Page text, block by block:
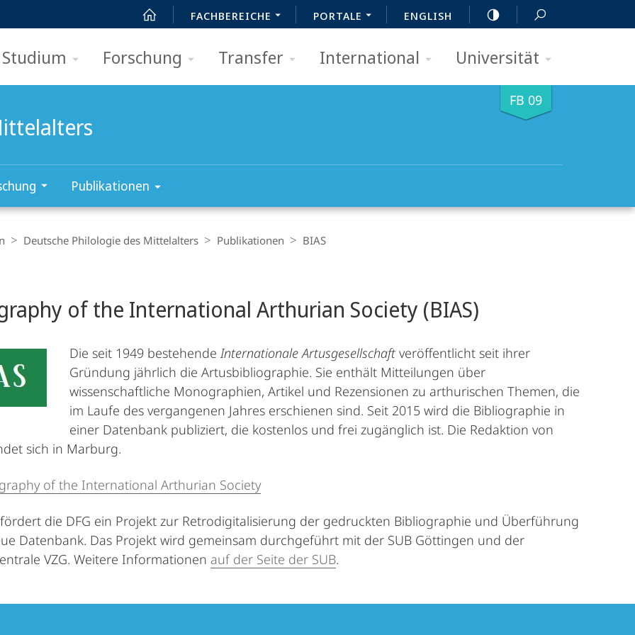
FACHBEREICHE PORTALE ENGLISH
Studium Forschung Transfer International Universität
FB 09
Publikationen
Deutsche Philologie des Mittelalters Publikationen BIAS
of the International Arthurian Society (BIAS)
Die seit 1949 bestehende Internationale Artusgesellschaft veröffentlicht seit ihrer
Gründung jährlich die Artusbibliographie. Sie enthält Mitteilungen über
wissenschaftliche Monographien, Artikel und Rezensionen zu arthurischen Themen, die
im Laufe des vergangenen Jahres erschienen sind. Seit 2015 wird die Bibliographie in
einer Datenbank publiziert, die kostenlos und frei zugänglich ist. Die Redaktion von
sich in Marburg.
of the International Arthurian Society
die DFG ein Projekt zur Retrodigitalisierung der gedruckten Bibliographie und Überführung
Datenbank. Das Projekt wird gemeinsam durchgeführt mit der SUB Göttingen und der
VZG. Weitere Informationen auf der Seite der SUB.